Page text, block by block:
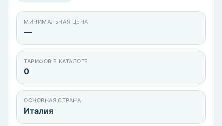
МИНИМАЛЬНАЯ ЦЕНА
—
ТАРИФОВ В КАТАЛОГЕ
0
ОСНОВНАЯ СТРАНА
Италия